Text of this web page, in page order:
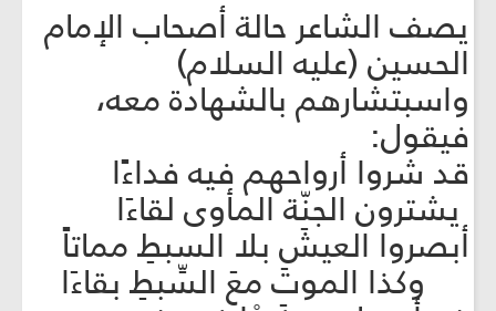
يصف الشاعر حالة أصحاب الإمام
الحسين (عليه السلام)
واسبتشارهم بالشهادة معه،
فيقول:
قد شروا أرواحهم فيه فداءًا
يشترون الجنّة المأوى لقاءَا
أبصروا العيشَ بلا السبطِ مماتاً
وكذا الموتَ معَ السِّبطِ بقاءَا